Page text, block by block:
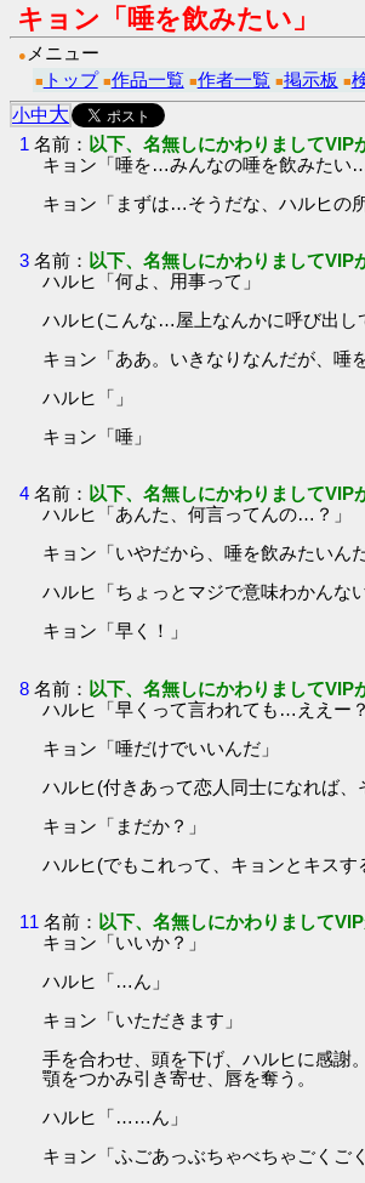
キョン「唾を飲みたい」
● メニュー
■ トップ ■作品一覧 ■作者一覧 ■掲示板 ■
小中大
1 名前： 以下、名無しにかわりましてVIP
キョン「唾を…みんなの唾を飲みたい…
キョン「まずは…そうだな、ハルヒの
3 名前： 以下、名無しにかわりましてVIP
ハルヒ「何よ、用事って」
ハルヒ(こんな…屋上なんかに呼び出
キョン「ああ。いきなりなんだが、唾
ハルヒ「」
キョン「唾」
4 名前： 以下、名無しにかわりましてVIP
ハルヒ「あんた、何言ってんの…？」
キョン「いやだから、唾を飲みたいん
ハルヒ「ちょっとマジで意味わかんな
キョン「早く！」
8 名前： 以下、名無しにかわりましてVIP
ハルヒ「早くって言われても…ええー？
キョン「唾だけでいいんだ」
ハルヒ(付きあって恋人同士になれば
キョン「まだか？」
ハルヒ(でもこれって、キョンとキス
11 名前： 以下、名無しにかわりまして
キョン「いいか？」
ハルヒ「…ん」
キョン「いただきます」
手を合わせ、頭を下げ、ハルヒに感謝。
顎をつかみ引き寄せ、唇を奪う。
ハルヒ「……ん」
キョン「ふごあっぶちゃべちゃごくごく